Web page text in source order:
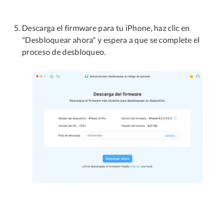
Descarga el firmware para tu iPhone, haz clic en
"Desbloquear ahora" y espera a que se complete el
proceso de desbloqueo.